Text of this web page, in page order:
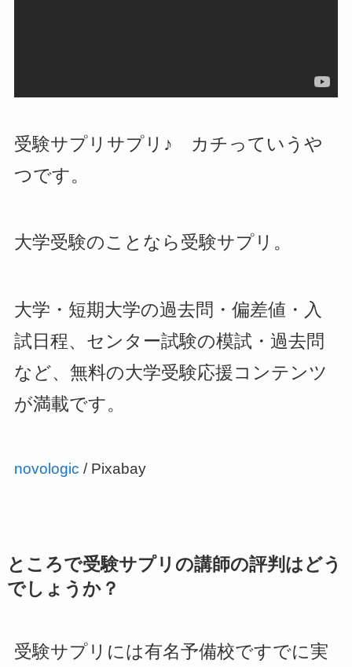
受験サプリサプリ♪ カチっていうや
つです。
大学受験のことなら受験サプリ。
大学・短期大学の過去問・偏差値・入
試日程、センター試験の模試・過去問
など、無料の大学受験応援コンテンツ
が満載です。
novologic / Pixabay
ところで受験サプリの講師の評判はどう
でしょうか？
受験サプリには有名予備校ですでに実